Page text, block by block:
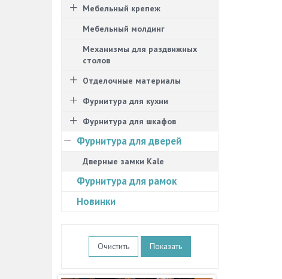
Мебельный крепеж
Мебельный молдинг
Механизмы для раздвижных
столов
Отделочные материалы
Фурнитура для кухни
Фурнитура для шкафов
Фурнитура для дверей
Дверные замки Kale
Фурнитура для рамок
Новинки
Очистить